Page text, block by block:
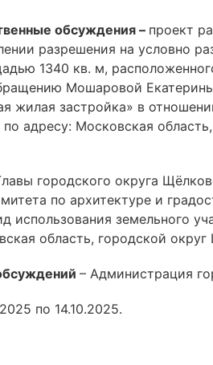
обсуждения – проект
разрешения на условно
1340 кв. м,
Мошаровой
жилая застройка» в
адресу: Московская
городского округа
по архитектуре и
использования земельного
область, городской
– Администрация
по 14.10.2025.